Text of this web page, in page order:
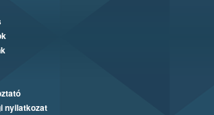
nyilatkozat